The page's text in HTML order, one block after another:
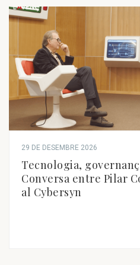
29 DE DESEMBRE 2026
Tecnologia,
Conversa entre Pilar
al Cybersyn